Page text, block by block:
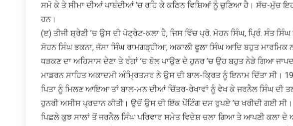
ਸਮੋ ਕੇ ਤੇ ਸੀਮਾ ਦੀਆਂ ਪਾਬੰਦੀਆਂ ’ਚ ਰਹਿ ਕੇ ਕਠਿਨ ਵਿਸ਼ਿਆਂ ਨੂੰ ਚੁਣਿਆ ਹੈ। ਸੱਚ-ਮੁੱਚ
ਹਨ।
(ੲ) ਤੀਜੀ ਸ਼੍ਰੇਣੀ ’ਚ ਉਸ ਦੀ ਪੋਟ੍ਰੇਟ-ਕਲਾ ਹੈ, ਜਿਸ ਵਿੱਚ ਪ੍ਰੋ. ਮੋਹਨ ਸਿੰਘ, ਪ੍ਰਿੰ. ਸੰਤ
ਸੋਹਨ ਸਿੰਘ ਭਕਨਾ, ਜੱਸਾ ਸਿੰਘ ਰਾਮਗੜ੍ਹੀਆ, ਅਕਾਲੀ ਫੂਲਾ ਸਿੰਘ ਆਦਿ ਬਹੁਤ ਮਾਰਮਿਕ
ਧੜਕਣ ਦਾ ਅਹਿਸਾਸ ਦੇਣਾ ਤੇ ਰੰਗਾਂ ’ਚ ਬੋਲ ਪਾਉਣ ਦੇ ਹੁਨਰ ’ਚ ਉਹ ਬਹੁਤ ਨੇੜੇ ਗਿਆ
ਮਾਡਰਨ ਸਾਹਿਤ ਅਕਾਦਮੀ ਅੰਮ੍ਰਿਤਸਰ ਨੇ ਉਸ ਦੀ ਬਾਲ-ਕ੍ਰਿਤ ਨੂੰ ਇਨਾਮ ਦਿੱਤਾ ਸੀ।
ਪਿਤਾ ਨੂੰ ਮਿਲਣ ਆਇਆ ਤਾਂ ਬਾਲ-ਮਨ ਦੀਆਂ ਚਿੱਤਰ-ਰੇਖਾਵਾਂ ਨੂੰ ਵੇਖ ਕੇ ਜਰਨੈਲ ਸਿੰਘ ਦੀ
ਹੁਨਰੀ ਅਸੀਸ ਪ੍ਰਦਾਨ ਕੀਤੀ। ਉਦੋਂ ਉਸ ਦੀ ਇੱਕ ਪੇਂਟਿੰਗ ਦਸ ਰੁਪਏ ’ਚ ਖਰੀਦੀ ਗਈ ਸੀ।
ਪਿਛਲੇ ਕੁਝ ਸਾਲਾਂ ਤੋਂ ਜਰਨੈਲ ਸਿੰਘ ਪਰਿਵਾਰ ਸਮੇਤ ਵਿਦੇਸ਼ ਚਲਾ ਗਿਆ ਤੇ ਆਪਣੀ ਕਲਾ